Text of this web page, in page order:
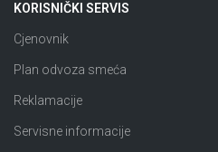
KORISNIČKI SERVIS
Cjenovnik
Plan odvoza smeća
Reklamacije
Servisne informacije